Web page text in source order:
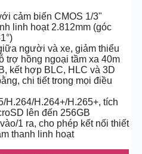
cảm biến CMOS 1/3"
linh hoạt 2.812mm (góc
người và xe, giảm thiểu
trợ hồng ngoại tầm xa 40m
kết hợp BLC, HLC và 3D
chi tiết trong mọi điều
H.264/H.264+/H.265+, tích
lên đến 256GB
1 ra, cho phép kết nối thiết
thanh linh hoạt